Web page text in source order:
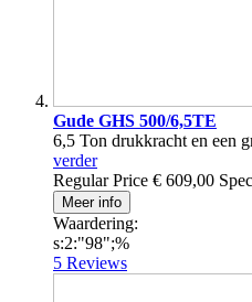
Gude GHS 500/6,5TE
6,5 Ton drukkracht en een
verder
Regular Price € 609,00
Meer info
Waardering:
s:2:"98";%
5 Reviews